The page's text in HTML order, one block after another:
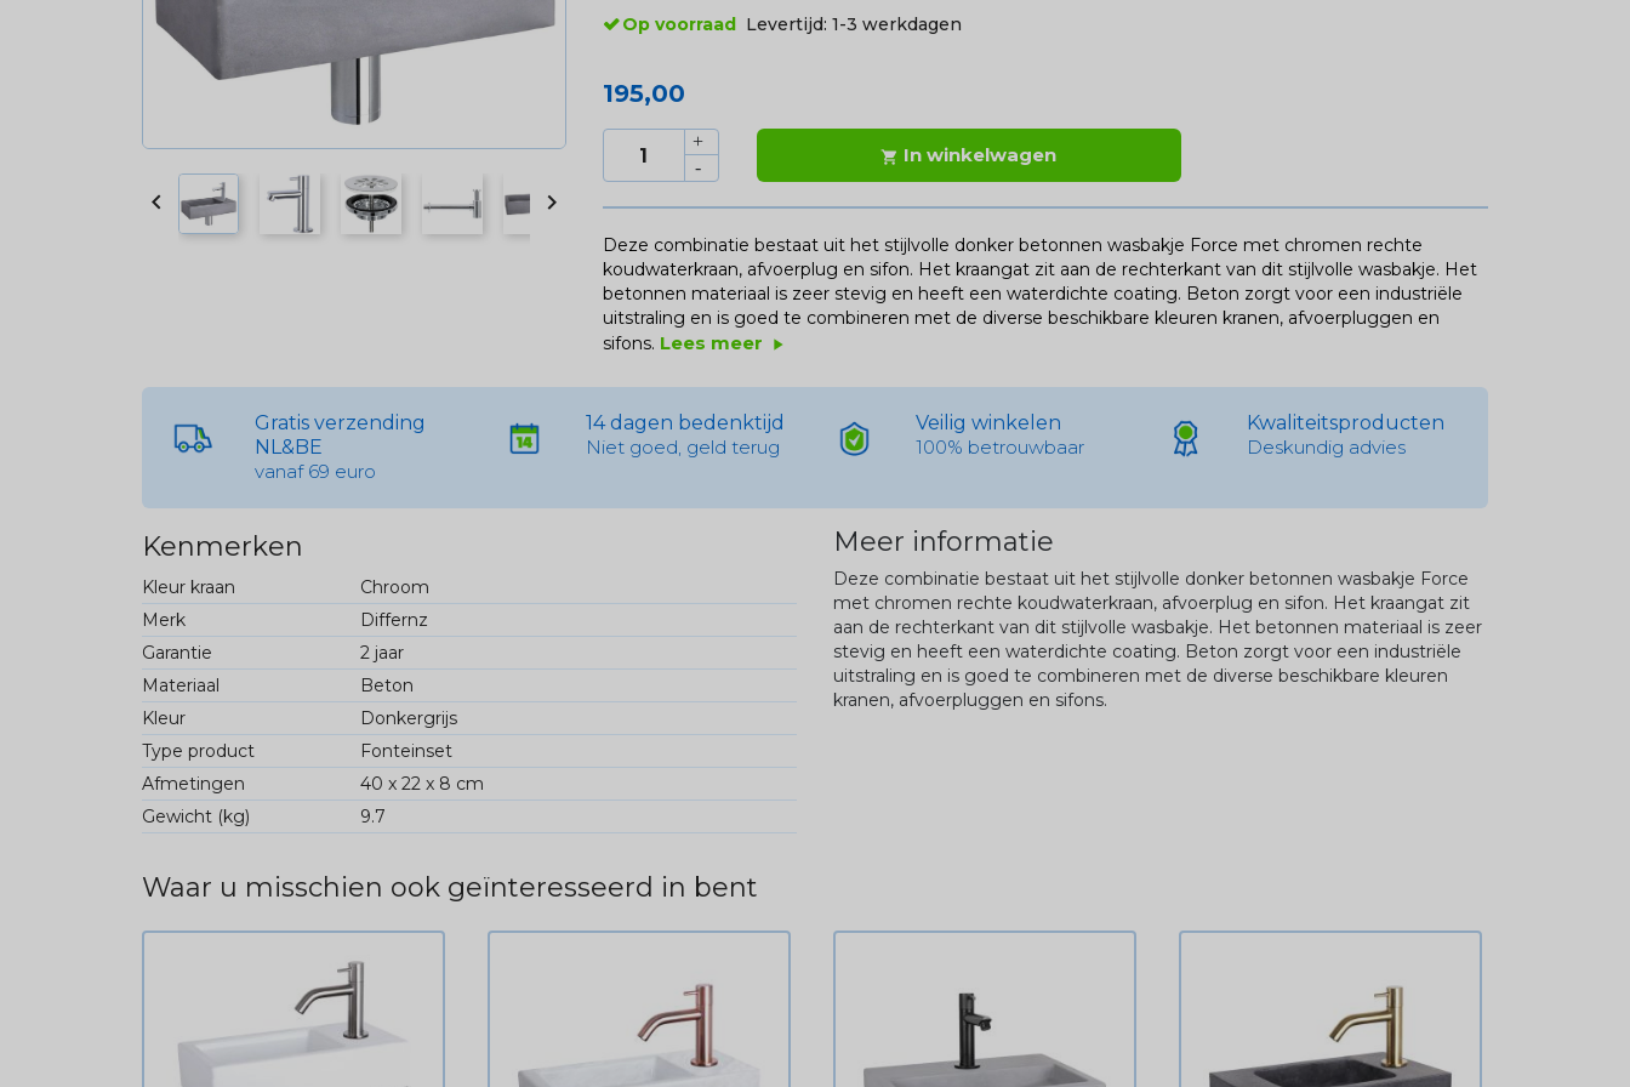
 
Op voorraad Levertijd: 1-3 werkdagen
195,00
 In winkelwagen
Deze combinatie bestaat uit het stijlvolle donker betonnen wasbakje Force met chromen rechte
koudwaterkraan, afvoerplug en sifon. Het kraangat zit aan de rechterkant van dit stijlvolle wasbakje. Het
betonnen materiaal is zeer stevig en heeft een waterdichte coating. Beton zorgt voor een industriële
uitstraling en is goed te combineren met de diverse beschikbare kleuren kranen, afvoerpluggen en
sifons. Lees meer play_arrow
Gratis verzending
NL&BE
vanaf 69 euro
14 dagen bedenktijd
Niet goed, geld terug
Veilig winkelen
100% betrouwbaar
Kwaliteitsproducten
Deskundig advies
Kenmerken
Kleur kraan
Chroom
Merk
Differnz
Garantie
2 jaar
Materiaal
Beton
Kleur
Donkergrijs
Type product
Fonteinset
Afmetingen
40 x 22 x 8 cm
Gewicht (kg)
9.7
Meer informatie
Deze combinatie bestaat uit het stijlvolle donker betonnen wasbakje Force
met chromen rechte koudwaterkraan, afvoerplug en sifon. Het kraangat zit
aan de rechterkant van dit stijlvolle wasbakje. Het betonnen materiaal is zeer
stevig en heeft een waterdichte coating. Beton zorgt voor een industriële
uitstraling en is goed te combineren met de diverse beschikbare kleuren
kranen, afvoerpluggen en sifons.
Waar u misschien ook geïnteresseerd in bent